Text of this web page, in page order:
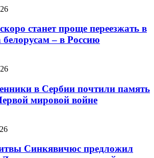
станет проще переезжать в
белорусам – в Россию
в Сербии почтили память
мировой войне
Синкявичюс предложил